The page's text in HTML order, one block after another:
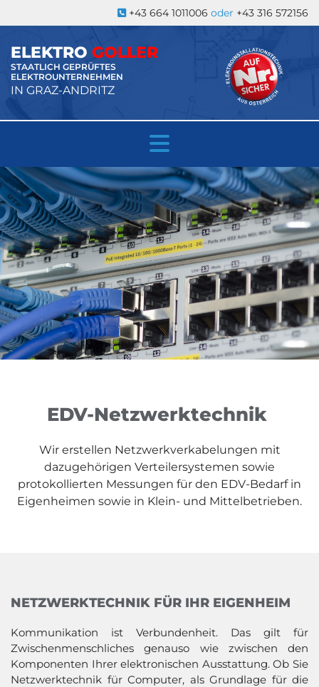
 +43 664 1011006 oder +43 316 572156
ELEKTRO GOLLER
STAATLICH GEPRÜFTES
ELEKTROUNTERNEHMEN
IN GRAZ-ANDRITZ
EDV-Netzwerktechnik
Wir erstellen Netzwerkverkabelungen mit
dazugehörigen Verteilersystemen sowie
protokollierten Messungen für den EDV-Bedarf in
Eigenheimen sowie in Klein- und Mittelbetrieben.
NETZWERKTECHNIK FÜR IHR EIGENHEIM
Kommunikation ist Verbundenheit. Das gilt für
Zwischenmenschliches genauso wie zwischen den
Komponenten Ihrer elektronischen Ausstattung. Ob Sie
Netzwerktechnik für Computer, als Grundlage für die